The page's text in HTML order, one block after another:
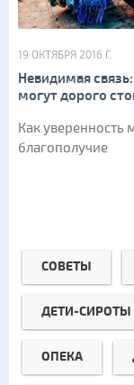
19 ОКТЯБРЯ 2016 Г.
Невидимая
могут дорого
Как уверенность
благополучие
СОВЕТЫ
ДЕТИ-СИРОТЫ
ОПЕКА